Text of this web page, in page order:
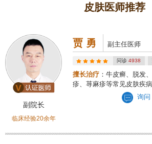
皮肤医师推荐
副院长
临床经验20余年
贾 勇 副主任医师
问诊4938
擅长治疗 ：牛皮癣、脱发
疹、荨麻疹等常见皮肤疾病
询问